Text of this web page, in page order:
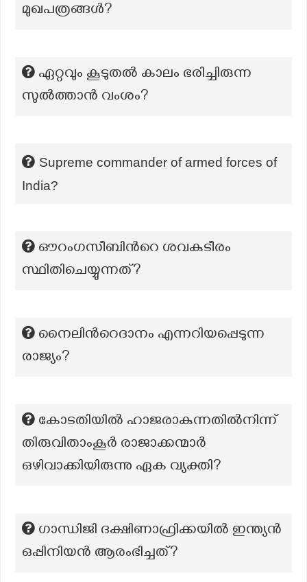
മുഖപത്രങ്ങള്‍?
ഏറ്റവും കൂടുതല്‍ കാലം ഭരിച്ചിരുന്ന
സുല്‍ത്താന്‍ വംശം?
Supreme commander of armed forces of
India?
ഔറംഗസീബിന്‍റെ ശവകുടീരം
സ്ഥിതിചെയ്യുന്നത്?
നൈലിന്‍റെദാനം എന്നറിയപ്പെടുന്ന
രാജ്യം?
കോടതിയിൽ ഹാജരാകുന്നതിൽനിന്ന്
തിരുവിതാംകൂർ രാജാക്കന്മാർ
ഒഴിവാക്കിയിരുന്നു ഏക വ്യക്തി?
ഗാന്ധിജി ദക്ഷിണാഫ്രിക്കയിൽ ഇന്ത്യൻ
ഒപ്പിനിയൻ ആരംഭിച്ചത്?